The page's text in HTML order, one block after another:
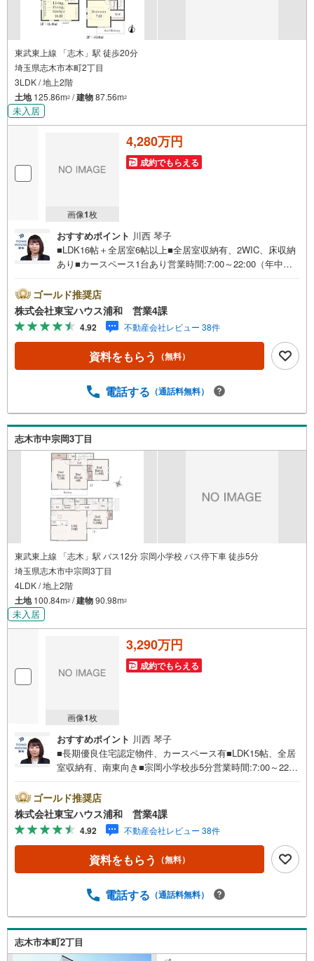
東武東上線 「志木」駅 徒歩20分
埼玉県志木市本町2丁目
3LDK / 地上2階
土地125.86m2 /建物87.56m2
未入居
画像1枚
4,280万円
成約でもらえる
おすすめポイント 川西 琴子
■LDK16帖＋全居室6帖以上■全居室収納有、2WIC、床収納
あり■カースペース1台あり営業時間:7:00～22:00（年中無
にご案内できますぜひお気軽にご連絡下さい！東宝ハウス
ライフソリューションズグループ 東宝ハウス浦和 特別
提携金利〔一例〕東宝ハウス浦和の住宅ローン■変動金利全
期間引下げプラン⇒住宅ローン金利優遇割の最大適用《0.8
9％》と某信用金庫金利1.275％の比較借入金4000万円返済
期間35年の総返済額の差額:303万円※2026年7月末実行分ま
の安心をお届け◇東宝ハウスのライフパートナーが直接ご
ミアムなど多彩なサービスがございます
ゴールド推奨店
株式会社東宝ハウス浦和 営業4課
4.92 不動産会社レビュー 38件
資料をもらう （無料）
電話する （通話料無料）
志木市中宗岡3丁目
東武東上線 「志木」駅 バス12分 宗岡小学校 バス停下車 徒歩5分
埼玉県志木市中宗岡3丁目
4LDK / 地上2階
土地100.84m2 /建物90.98m2
未入居
画像1枚
3,290万円
成約でもらえる
おすすめポイント 川西 琴子
■長期優良住宅認定物件、カースペース有■LDK15帖、全居
室収納有、南東向き■宗岡小学校歩5分営業時間:7:00～22:0
スムーズにご案内できますぜひお気軽にご連絡下さい！東
宝ハウスライフソリューションズグループ 東宝ハウス浦
和 特別提携金利〔一例〕東宝ハウス浦和の住宅ローン■変
動金利全期間引下げプラン⇒住宅ローン金利優遇割の最大
適用《0.89％》と某信用金庫金利1.275％の比較借入金4000
万円返済期間35年の総返済額の差額:303万円※2026年7月末
UBで生涯の安心をお届け◇東宝ハウスのライフパートナー
b Offプレミアムなど多彩なサービスがございます
ゴールド推奨店
株式会社東宝ハウス浦和 営業4課
4.92 不動産会社レビュー 38件
資料をもらう （無料）
電話する （通話料無料）
志木市本町2丁目